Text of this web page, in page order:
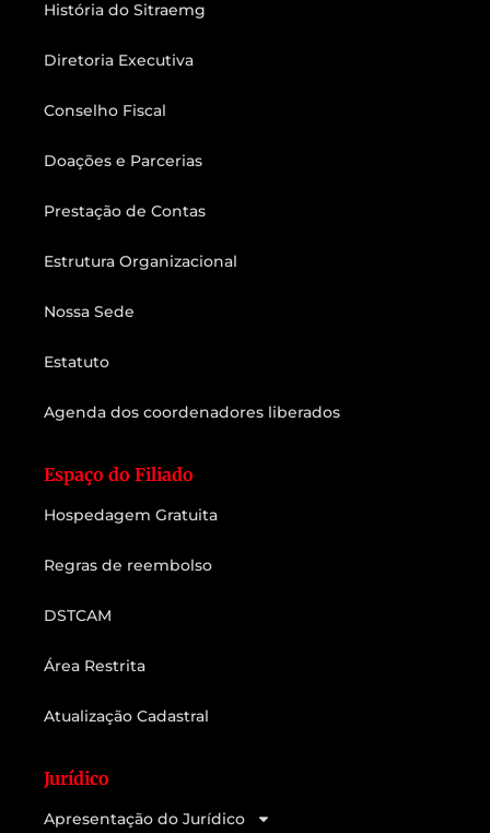
História do Sitraemg
Diretoria Executiva
Conselho Fiscal
Doações e Parcerias
Prestação de Contas
Estrutura Organizacional
Nossa Sede
Estatuto
Agenda dos coordenadores liberados
Espaço do Filiado
Hospedagem Gratuita
Regras de reembolso
DSTCAM
Área Restrita
Atualização Cadastral
Jurídico
Apresentação do Jurídico